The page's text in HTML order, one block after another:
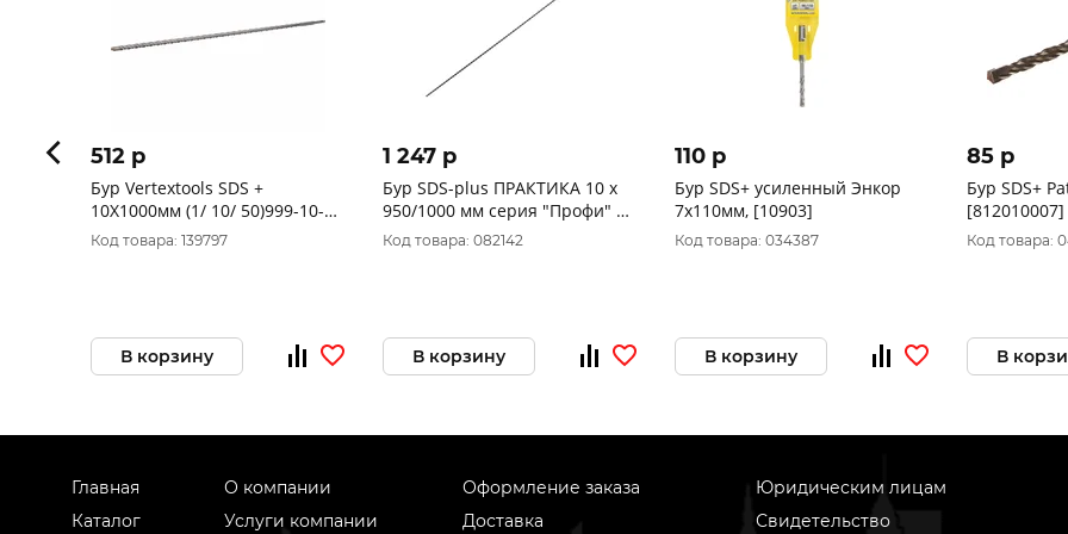
512 p
Бур Vertextools SDS +
10Х1000мм (1/ 10/ 50)999-10-
91000
Код товара: 139797
В корзину
1 247 p
Бур SDS-plus ПРАКТИКА 10 х
950/1000 мм серия "Профи" по
бетону 774-290
Код товара: 082142
В корзину
110 p
Бур SDS+ усиленный Энкор
7x110мм, [10903]
Код товара: 034387
В корзину
85 p
Бур SDS+
[812010007]
Код товара:
В
Главная
Каталог
О компании
Услуги компании
Оформление заказа
Доставка
Юридическим лицам
Свидетельство